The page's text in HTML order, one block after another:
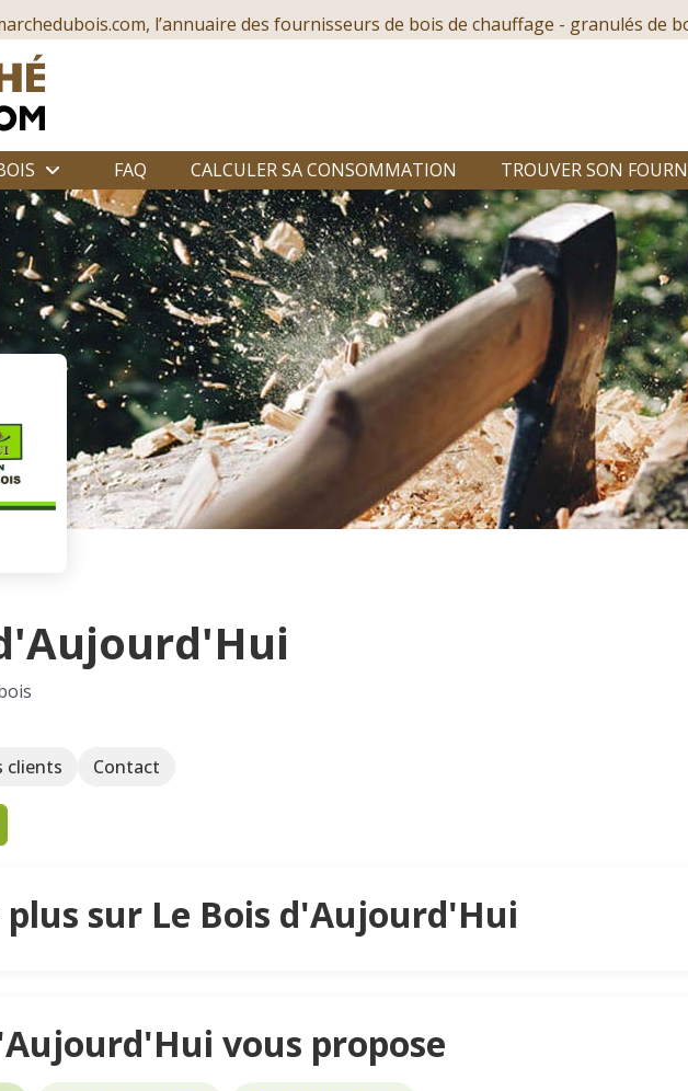
l’annuaire des fournisseurs de bois de chauffage - granulés de
FAQ CALCULER SA CONSOMMATION TROUVER SON
clients Contact
plus sur Le Bois d'Aujourd'Hui
vous propose